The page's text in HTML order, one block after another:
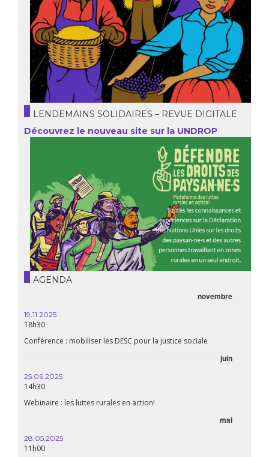
LENDEMAINS SOLIDAIRES – REVUE DIGITALE
Découvrez le nouveau site sur la UNDROP
AGENDA
novembre
19.11.2025
18h30
Conférence : mobiliser les DESC pour la justice sociale
juin
25.06.2025
14h30
Webinaire : les luttes rurales en action!
mai
28.05.2025
11h00